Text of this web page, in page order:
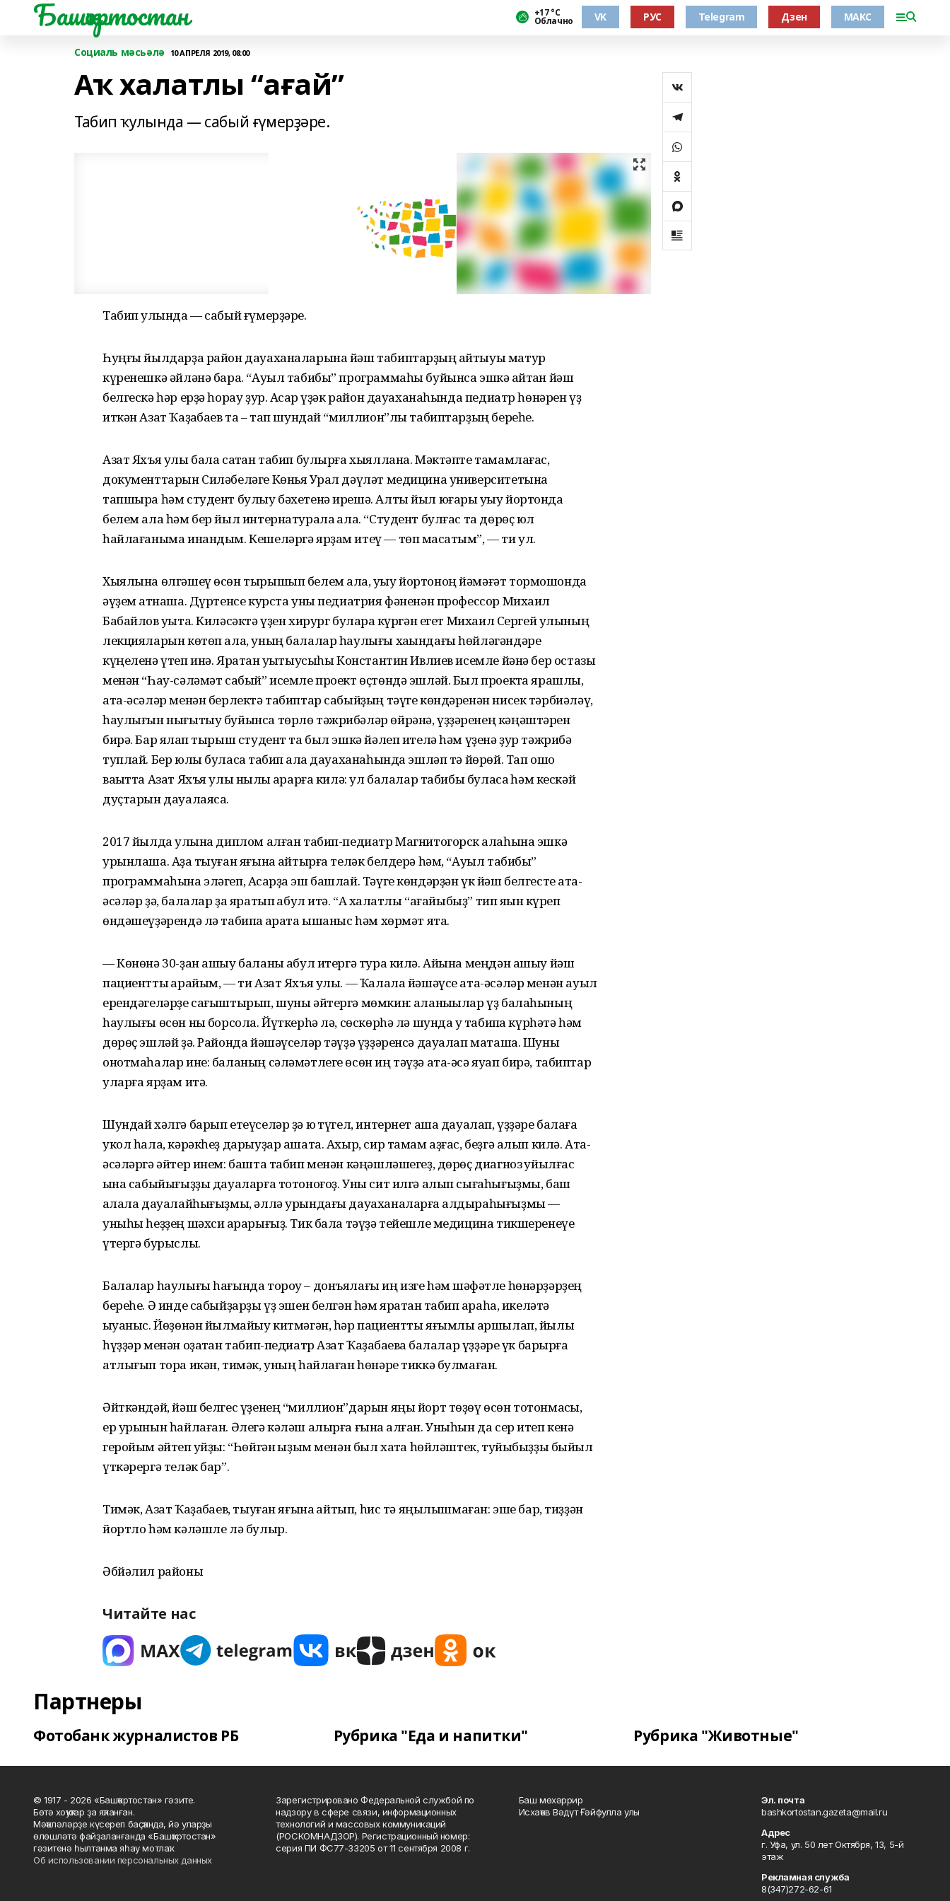
Башҡортостан +17 °С
Облачно VK РУС Telegram Дзен МАКС
Социаль мәсьәлә 10 АПРЕЛЯ 2019, 08:00
Аҡ халатлы “ағай”
Табип ҡулында — сабый ғүмерҙәре.
Табип ҡулында — сабый ғүмерҙәре.
Һуңғы йылдарҙа район дауаханаларына йәш табиптарҙың ҡайтыуы матур
күренешкә әйләнә бара. “Ауыл табибы” программаһы буйынса эшкә ҡайтҡан йәш
белгескә һәр ерҙә һорау ҙур. Асҡар үҙәк район дауаханаһында педиатр һөнәрен үҙ
иткән Азат Ҡаҙаҡбаев та – тап шундай “миллион”лы табиптарҙың береһе.
Азат Яхъя улы бала саҡтан табип булырға хыяллана. Мәктәпте тамамлағас,
документтарын Силәбеләге Көньяҡ Урал дәүләт медицина университетына
тапшыра һәм студент булыу бәхетенә ирешә. Алты йыл юғары уҡыу йортонда
белем ала һәм бер йыл интернатурала ҡала. “Студент булғас та дөрөҫ юл
һайлағаныма инандым. Кешеләргә ярҙам итеү — төп маҡсатым”, — ти ул.
Хыялына өлгәшеү өсөн тырышып белем ала, уҡыу йортоноң йәмәғәт тормошонда
әүҙем ҡатнаша. Дүртенсе курста уны педиатрия фәненән профессор Михаил
Бабайлов уҡыта. Киләсәктә үҙен хирург булараҡ күргән егет Михаил Сергей улының
лекцияларын көтөп ала, уның балалар һаулығы хаҡындағы һөйләгәндәре
күңеленә үтеп инә. Яратҡан уҡытыусыһы Константин Ивлиев исемле йәнә бер остазы
менән “Һау-сәләмәт сабый” исемле проект өҫтөндә эшләй. Был проектҡа ярашлы,
ата-әсәләр менән берлектә табиптар сабыйҙың тәүге көндәренән нисек тәрбиәләү,
һаулығын нығытыу буйынса төрлө тәжрибәләр өйрәнә, үҙҙәренең кәңәштәрен
бирә. Бар яҡлап тырыш студент та был эшкә йәлеп ителә һәм үҙенә ҙур тәжрибә
туплай. Бер юлы буласаҡ табип ҡала дауаханаһында эшләп тә йөрөй. Тап ошо
ваҡытта Азат Яхъя улы ныҡлы ҡарарға килә: ул балалар табибы буласаҡ һәм кескәй
дуҫтарын дауалаясаҡ.
2017 йылда ҡулына диплом алған табип-педиатр Магнитогорск ҡалаһына эшкә
урынлаша. Аҙаҡ тыуған яғына ҡайтырға теләк белдерә һәм, “Ауыл табибы”
программаһына эләгеп, Асҡарҙа эш башлай. Тәүге көндәрҙән үк йәш белгесте ата-
әсәләр ҙә, балалар ҙа яратып ҡабул итә. “Аҡ халатлы “ағайыбыҙ” тип яҡын күреп
өндәшеүҙәрендә лә табипҡа ҡарата ышаныс һәм хөрмәт ята.
— Көнөнә 30-ҙан ашыу баланы ҡабул итергә тура килә. Айына меңдән ашыу йәш
пациентты ҡарайым, — ти Азат Яхъя улы. — Ҡалала йәшәүсе ата-әсәләр менән ауыл
ерендәгеләрҙе сағыштырып, шуны әйтергә мөмкин: ҡаланыҡылар үҙ балаһының
һаулығы өсөн ныҡ борсола. Йүткерһә лә, сөскөрһә лә шунда уҡ табипҡа күрһәтә һәм
дөрөҫ эшләй ҙә. Районда йәшәүселәр тәүҙә үҙҙәренсә дауалап маташа. Шуны
онотмаһалар ине: баланың сәләмәтлеге өсөн иң тәүҙә ата-әсә яуап бирә, табиптар
уларға ярҙам итә.
Шундай хәлгә барып етеүселәр ҙә юҡ түгел, интернет аша дауалап, үҙҙәре балаға
укол һала, кәрәкһеҙ дарыуҙар ашата. Ахыр, сир тамам аҙғас, беҙгә алып килә. Ата-
әсәләргә әйтер инем: башта табип менән кәңәшләшегеҙ, дөрөҫ диагноз ҡуйылғас
ҡына сабыйығыҙҙы дауаларға тотоноғоҙ. Уны сит илгә алып сығаһығыҙмы, баш
ҡалала дауалайһығыҙмы, әллә урындағы дауаханаларға ҡалдыраһығыҙмы —
уныһы һеҙҙең шәхси ҡарарығыҙ. Тик бала тәүҙә тейешле медицина тикшеренеүе
үтергә бурыслы.
Балалар һаулығы һағында тороу – донъялағы иң изге һәм шәфҡәтле һөнәрҙәрҙең
береһе. Ә инде сабыйҙарҙы үҙ эшен белгән һәм яратҡан табип ҡараһа, икеләтә
ҡыуаныс. Йөҙөнән йылмайыу китмәгән, һәр пациентты яғымлы ҡаршылап, йылы
һүҙҙәр менән оҙатҡан табип-педиатр Азат Ҡаҙаҡбаевҡа балалар үҙҙәре үк барырға
атлығып тора икән, тимәк, уның һайлаған һөнәре тиккә булмаған.
Әйткәндәй, йәш белгес үҙенең “миллион”дарын яңы йорт төҙөү өсөн тотонмаҡсы,
ер урынын һайлаған. Әлегә кәләш алырға ғына ҡалған. Уныһын да сер итеп кенә
геройым әйтеп ҡуйҙы: “Һөйгән ҡыҙым менән был хаҡта һөйләштек, туйыбыҙҙы быйыл
үткәрергә теләк бар”.
Тимәк, Азат Ҡаҙаҡбаев, тыуған яғына ҡайтып, һис тә яңылышмаған: эше бар, тиҙҙән
йортло һәм кәләшле лә булыр.
Әбйәлил районы
Читайте нас
Партнеры
Фотобанк журналистов РБ Рубрика "Еда и напитки" Рубрика "Животные"
© 1917 - 2026 «Башҡортостан» гәзите.
Бөтә хоҡуҡтар ҙа яҡланған.
Мәҡәләләрҙе күсереп баҫҡанда, йә уларҙы
өлөшләтә файҙаланғанда «Башҡортостан»
гәзитенә һылтанма яһау мотлаҡ.
Об использовании персональных данных
Зарегистрировано Федеральной службой по
надзору в сфере связи, информационных
технологий и массовых коммуникаций
(РОСКОМНАДЗОР). Регистрационный номер:
серия ПИ ФС77-33205 от 11 сентября 2008 г.
Баш мөхәррир
Исхаҡов Вәдүт Ғәйфулла улы
Эл. почта
bashkortostan.gazeta@mail.ru
Адрес
г. Уфа, ул. 50 лет Октября, 13, 5-й
этаж
Рекламная служба
8(347)272-62-61